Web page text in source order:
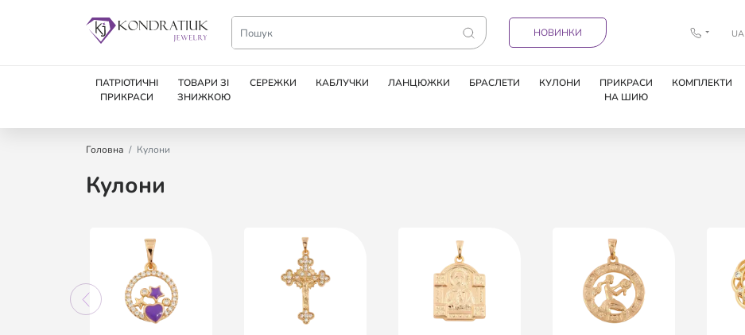
НОВИНКИ UA
ПАТРІОТИЧНІ
ПРИКРАСИ
ТОВАРИ ЗІ
ЗНИЖКОЮ
СЕРЕЖКИ КАБЛУЧКИ ЛАНЦЮЖКИ БРАСЛЕТИ КУЛОНИ
ПРИКРАСИ
НА ШИЮ
КОМПЛЕКТИ
Головна Кулони
Кулони